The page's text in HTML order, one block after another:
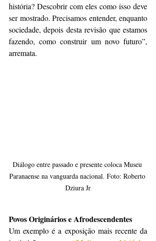
história? Descobrir com eles como isso deve
ser mostrado. Precisamos entender, enquanto
sociedade, depois desta revisão que estamos
fazendo, como construir um novo futuro”,
arremata.
Diálogo entre passado e presente coloca Museu
Paranaense na vanguarda nacional. Foto: Roberto
Dziura Jr
Povos Originários e Afrodescendentes
Um exemplo é a exposição mais recente da